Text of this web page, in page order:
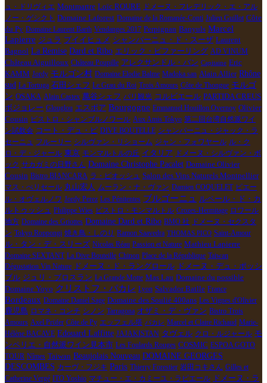
ュ・ドリヴィエ Montmartre Loïc ROURE ドメーヌ・フレデリック・エ・アル
ノー・ゲシクト Domaine Laforest Domaine de la Romanée-Conti Julien Guillot Côte
du Py Domaine Laurent Barth Vendanges 2017 Perpignan Banyuls Marcel
Lapierre ジュラ プイイヒュメ シャンパーニュ・ド・スーザ Laurent
Bagnol La Remise Dard et Ribo エリック・ピファーリング AD VINUM
Château Aiguilloux Château Poupille アレクサンドル・バン Capitaine Eric
KAMM Jordy モルゴン村 Domaine Elodie Balme Madoka san Alain Allier Rhône
sud La Tortuga 石田シェフ Le Grau du Roi Trois Amours Côte de Thongue モルゴ
ン OSAKA Alain Castex 萬谷シェフ パリ観光 コルビエール PARTIDA CREUS
ボジョレー Glouglou エスポア Bourgogne Emmanuel Houillon Overnoy Olivier
Cousin ビストロ・シャンブルノワール Aux Amis Tokyo 第二回台湾自然派ワイ
ン試飲会 コート・デュ・ピ DIVE BOUTELLE シャンパーニュ・ジャック・ラ
セーニュ フルーリー シルヴァン・リショーム ジャン・フォワヤール ル・ク
ロ・デ・ジャール 東京 モンマルトルの丘 イタリア
ドメーヌ・シルヴァン・ボ
ック サカガミの日野さん Domaine Christophe Pacalet Domaine Olivier
Cousin Bistro BIANCARA ラ・ピオッシュ Salon des Vins Naturels Montpellier
マス・ぺリセール 丸山宏人 ムーラン・ナ・ヴァン Damien COQUELET ピエー
ル・オヴェルノワ Jordy Perez Les Pénitentes ブルゴーニュ
ルペール・ド・カ
ルトゥッシュ Philippe Wies ビストロ・モンマルトル Crozes-Hermitage ロワール
地方 Domaine des Griottes Domaine Dard et Ribo BMO 社
ドメーヌ・セクスタ
ン Tokyo Roppongi 焼き鳥・しのり Ramon Saavedra THOMAS PICO Saint-Amour
ル・タン・デ・スリーズ Nicolas Réau Passion et Nature Mathieu Lapierre
Domaine SEXTANT La Dive Bouteille Chinon Place de la République Taiwan
Dégustation Vin Nature ドメーヌ・ド・ラングロール ドメーヌ・デュ・ポッシ
ブル ジュリ・ブロスラン La Grande Motte Mas Lau Domaine du possible
Domaine Yoyo クリストフ・パカレ Lyon Salvador Batlle France
Bordeaux Domaine Daniel Sage Domaine des Soulié 400ans Les Vignes d'Olivier
鹿児島 ロマネ・コンチ シノン Tarragona オザミ・デ・ヴァン Bistro Trois
Amours Axel Prϋfer Côte de Py エッフェル塔 パカレ Marcel et Claire Richaud Marie-
Hélène BACAVE Edouard Laffitte JAJAKISTAN タヴェル クロ・ルジャール モ
ンペリエ・自然派ワイン見本市 Les Foulards Rouges COSMIC ESPOA GOTO
TOUR Nîmes Taiwan Beaujolais Nouveau DOMAINE GEORGES
DESCOMBES カーヴ・フジキ Paris Thierry Forestier 岩田コキさん Gilles et
Catherine Vergé ITO Yoshio マチュー・エ・カミーユ・ラピエール ドメーヌ・ラ